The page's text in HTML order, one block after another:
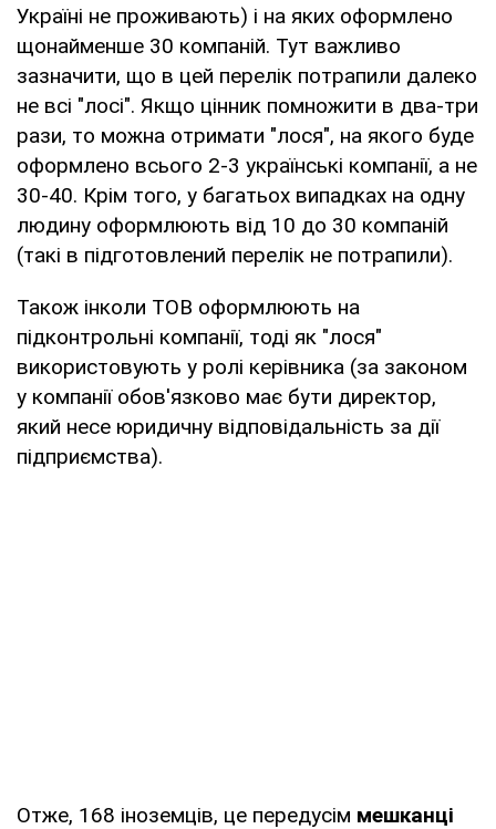
Україні не проживають) і на яких оформлено
щонайменше 30 компаній. Тут важливо
зазначити, що в цей перелік потрапили далеко
не всі "лосі". Якщо цінник помножити в два-три
рази, то можна отримати "лося", на якого буде
оформлено всього 2-3 українські компанії, а не
30-40. Крім того, у багатьох випадках на одну
людину оформлюють від 10 до 30 компаній
(такі в підготовлений перелік не потрапили).
Також інколи ТОВ оформлюють на
підконтрольні компанії, тоді як "лося"
використовують у ролі керівника (за законом
у компанії обов'язково має бути директор,
який несе юридичну відповідальність за дії
підприємства).
Отже, 168 іноземців, це передусім мешканці